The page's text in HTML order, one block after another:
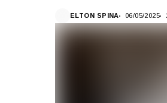
ELTON SPINA 06/05/2025